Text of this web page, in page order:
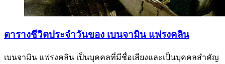
ตารางชีวิตประจำวันของ เบนจามิน แฟรงคลิน
เบนจามิน แฟรงคลิน เป็นบุคคลที่มีชื่อเสียงและเป็นบุคคลสำคัญ